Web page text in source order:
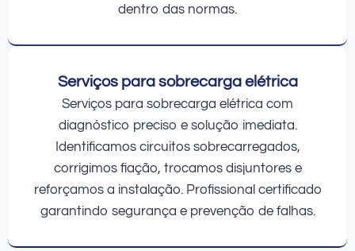
dentro das normas.
Serviços para sobrecarga elétrica
Serviços para sobrecarga elétrica com
diagnóstico preciso e solução imediata.
Identificamos circuitos sobrecarregados,
corrigimos fiação, trocamos disjuntores e
reforçamos a instalação. Profissional certificado
garantindo segurança e prevenção de falhas.